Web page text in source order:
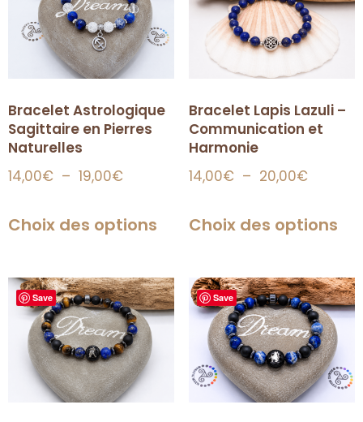
Bracelet Astrologique
Sagittaire en Pierres
Naturelles
14,00€ – 19,00€
Choix des options
Bracelet Lapis Lazuli –
Communication et
Harmonie
14,00€ – 20,00€
Choix des options
Save Save